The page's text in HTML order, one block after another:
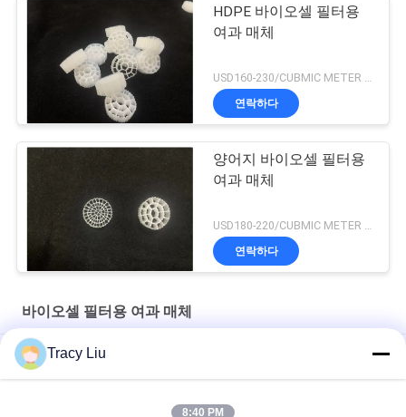
HDPE 바이오셀 필터용
여과 매체
USD160-230/CUBMIC METER MOQ:1CubmicMeter
연락하다
양어지 바이오셀 필터용
여과 매체
USD180-220/CUBMIC METER MOQ:1CubmicMeter
연락하다
바이오셀 필터용 여과 매체
25X4mm 바이오셀 필터용 여과 매체 Ras 어업 수중생물 배양
Tracy Liu
8:40 PM